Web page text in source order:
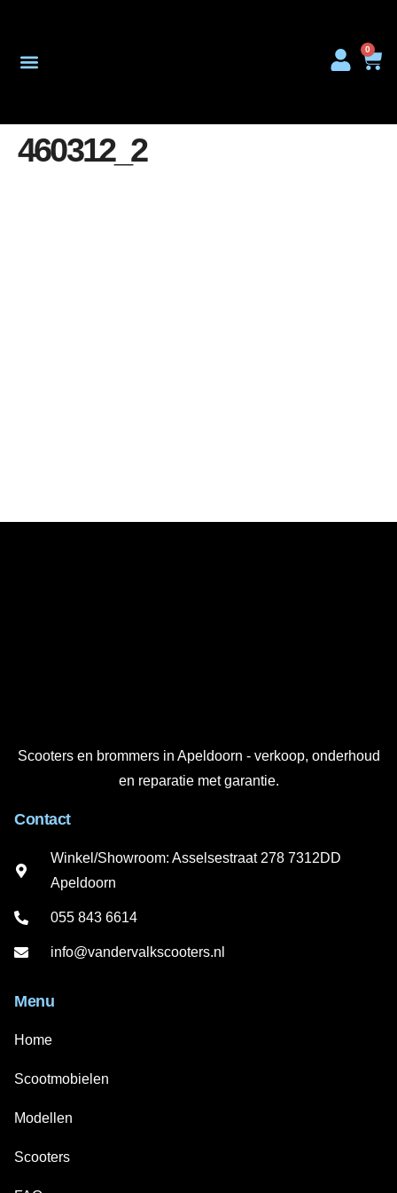
0
460312_2
Scooters en brommers in Apeldoorn - verkoop, onderhoud
en reparatie met garantie.
Contact
Winkel/Showroom: Asselsestraat 278 7312DD
Apeldoorn
055 843 6614
info@vandervalkscooters.nl
Menu
Home
Scootmobielen
Modellen
Scooters